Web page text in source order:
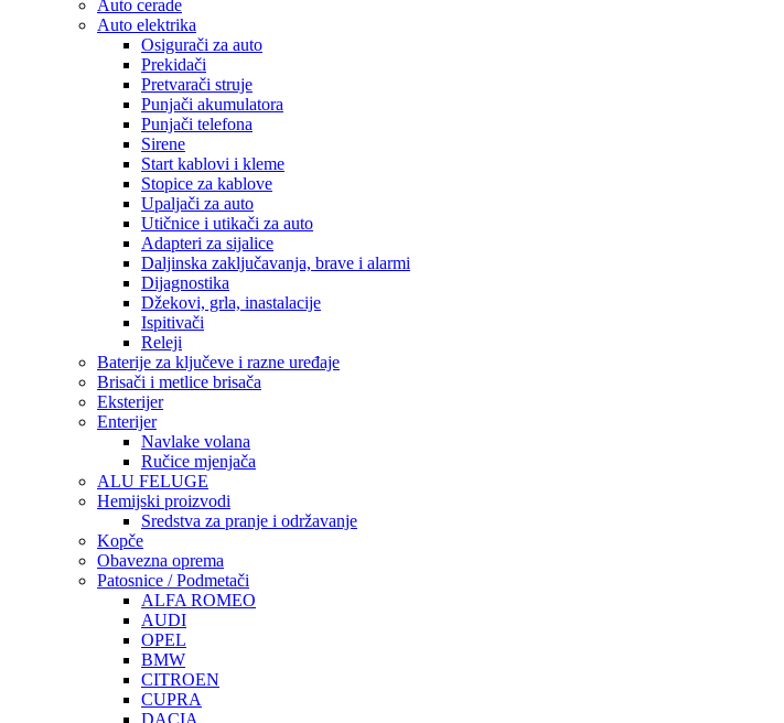
Auto cerade
Auto elektrika
Osigurači za auto
Prekidači
Pretvarači struje
Punjači akumulatora
Punjači telefona
Sirene
Start kablovi i kleme
Stopice za kablove
Upaljači za auto
Utičnice i utikači za auto
Adapteri za sijalice
Daljinska zaključavanja, brave i alarmi
Dijagnostika
Džekovi, grla, inastalacije
Ispitivači
Releji
Baterije za ključeve i razne uređaje
Brisači i metlice brisača
Eksterijer
Enterijer
Navlake volana
Ručice mjenjača
ALU FELUGE
Hemijski proizvodi
Sredstva za pranje i održavanje
Kopče
Obavezna oprema
Patosnice / Podmetači
ALFA ROMEO
AUDI
OPEL
BMW
CITROEN
CUPRA